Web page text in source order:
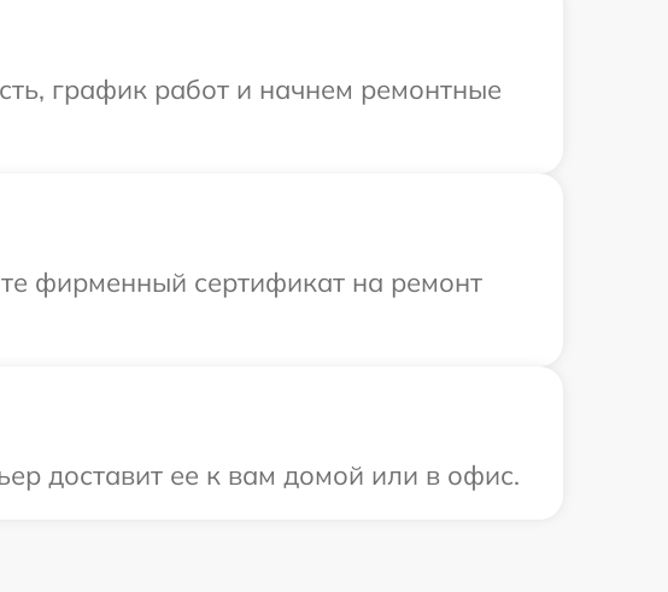
график работ и начнем ремонтные
фирменный сертификат на ремонт
доставит ее к вам домой или в офис.